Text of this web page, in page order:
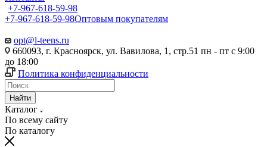
+7-967-618-59-98
+7-967-618-59-98Оптовым покупателям
opt@l-teens.ru
660093, г. Красноярск, ул. Вавилова, 1, стр.51 пн - пт с 9:00
до 18:00
Политика конфиденциальности
Найти
Каталог
По всему сайту
По каталогу